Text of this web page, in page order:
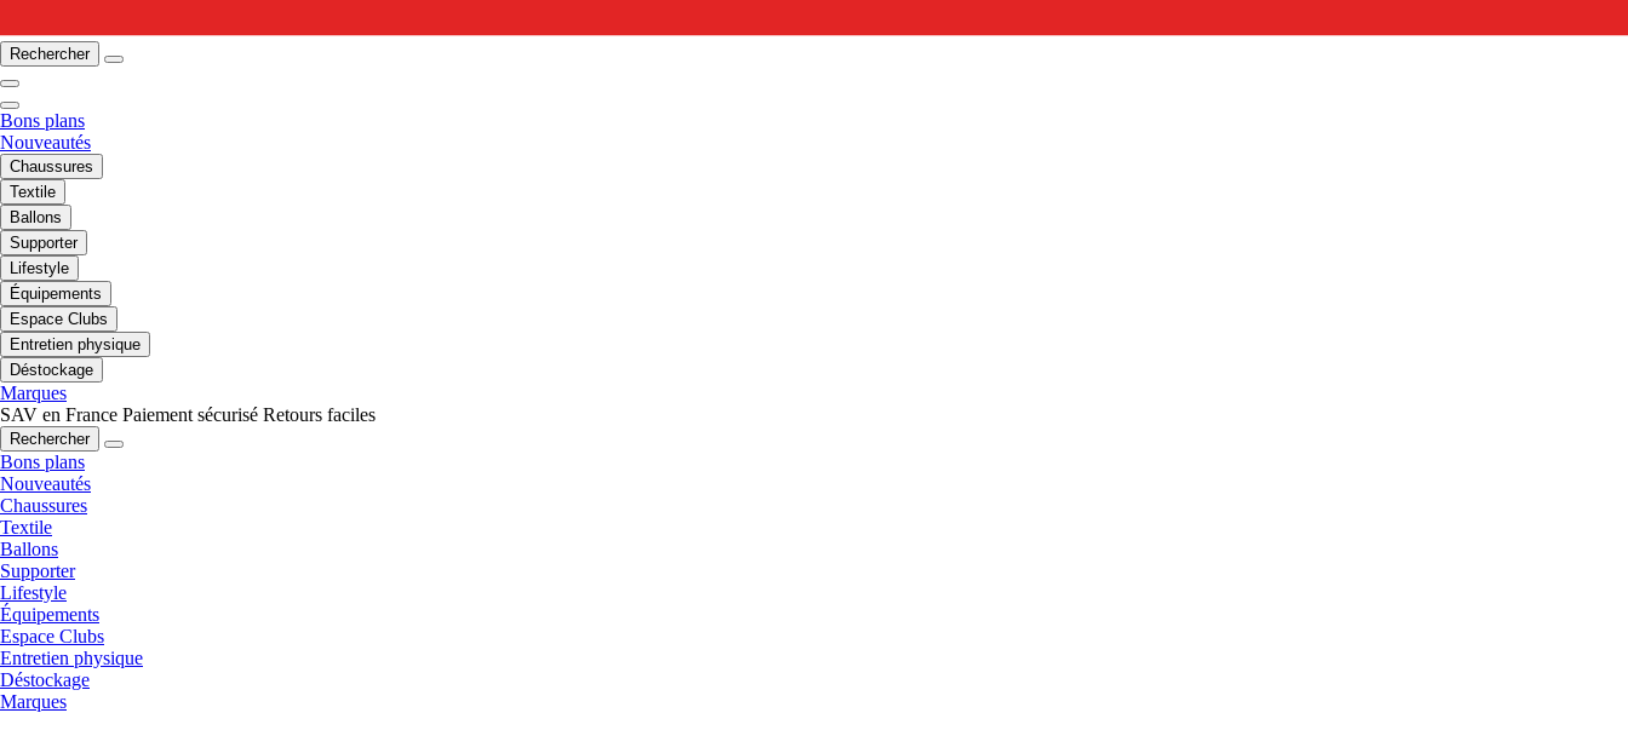
Rechercher
Bons plans
Nouveautés
Chaussures
Textile
Ballons
Supporter
Lifestyle
Équipements
Espace Clubs
Entretien physique
Déstockage
Marques
SAV en France Paiement sécurisé Retours faciles
Rechercher
Bons plans
Nouveautés
Chaussures
Textile
Ballons
Supporter
Lifestyle
Équipements
Espace Clubs
Entretien physique
Déstockage
Marques